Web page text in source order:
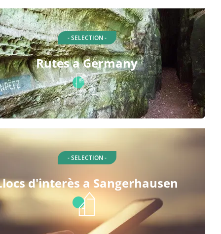
- SELECTION -
Rutes a Germany
- SELECTION -
d'interès a Sangerhausen